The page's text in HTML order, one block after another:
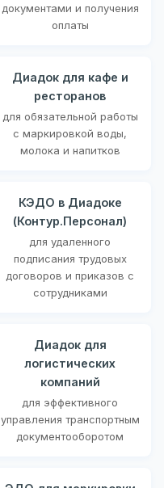
документами и получения
оплаты
Диадок для кафе и
ресторанов
для обязательной работы
с маркировкой воды,
молока и напитков
КЭДО в Диадоке
(Контур.Персонал)
для удаленного
подписания трудовых
договоров и приказов с
сотрудниками
Диадок для
логистических
компаний
для эффективного
управления транспортным
документооборотом